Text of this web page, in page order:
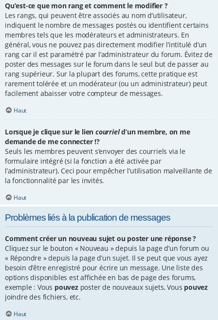
Qu’est-ce que mon rang et comment le modifier ?
Les rangs, qui peuvent être associés au nom d’utilisateur,
indiquent le nombre de messages postés ou identifient certains
membres tels que les modérateurs et administrateurs. En
général, vous ne pouvez pas directement modifier l’intitulé d’un
rang car il est paramétré par l’administrateur du forum. Évitez de
poster des messages sur le forum dans le seul but de passer au
rang supérieur. Sur la plupart des forums, cette pratique est
rarement tolérée et un modérateur (ou un administrateur) peut
facilement abaisser votre compteur de messages.
Haut
Lorsque je clique sur le lien courrield’un membre, on me
demande de me connecter !?
Seuls les membres peuvent s’envoyer des courriels via le
formulaire intégré (si la fonction a été activée par
l’administrateur). Ceci pour empêcher l’utilisation malveillante de
la fonctionnalité par les invités.
Haut
Problèmes liés à la publication de messages
Comment créer un nouveau sujet ou poster une réponse ?
Cliquez sur le bouton « Nouveau » depuis la page d’un forum ou
« Répondre » depuis la page d’un sujet. Il se peut que vous ayez
besoin d’être enregistré pour écrire un message. Une liste des
options disponibles est affichée en bas de page des forums,
exemple : Vous pouvezposter de nouveaux sujets, Vous pouvez
joindre des fichiers, etc.
Haut